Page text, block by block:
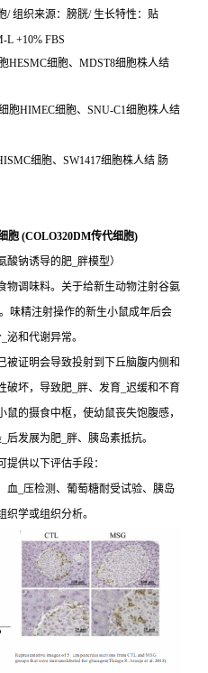
/ 组织来源：膀胱/ 生长特性：贴
L +10% FBS
HESMC细胞、MDST8细胞株人结
胞HIMEC细胞、SNU-C1细胞株人结
细胞、SW1417细胞株人结 肠
胞 (COLO320DM传代细胞)
钠诱导的肥_胖模型）
物调味料。关于给新生动物注射谷氨
味精注射操作的新生小鼠成年后会
泌和代谢异常。
被证明会导致投射到下丘脑腹内侧和
破坏，导致肥_胖、发育_迟缓和不育
的摄食中枢，使幼鼠丧失饱腹感，
发展为肥_胖、胰岛素抵抗。
供以下评估手段：
血_压检测、葡萄糖耐受试验、胰岛
学或组织分析。